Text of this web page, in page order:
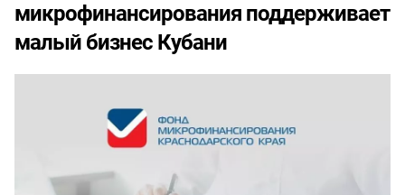
микрофинансирования поддерживает
малый бизнес Кубани